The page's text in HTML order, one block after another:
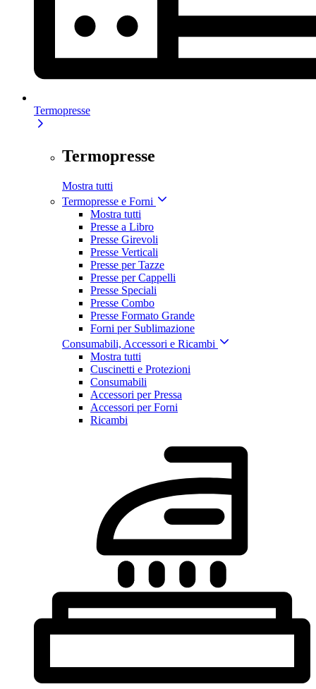
Termopresse
Termopresse
Mostra tutti
Termopresse e Forni
Mostra tutti
Presse a Libro
Presse Girevoli
Presse Verticali
Presse per Tazze
Presse per Cappelli
Presse Speciali
Presse Combo
Presse Formato Grande
Forni per Sublimazione
Consumabili, Accessori e Ricambi
Mostra tutti
Cuscinetti e Protezioni
Consumabili
Accessori per Pressa
Accessori per Forni
Ricambi